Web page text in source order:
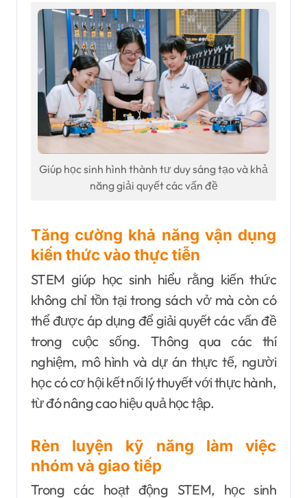
Giúp học sinh hình thành tư duy sáng tạo và khả
năng giải quyết các vấn đề
Tăng cường khả năng vận dụng
kiến thức vào thực tiễn
STEM giúp học sinh hiểu rằng kiến thức
không chỉ tồn tại trong sách vở mà còn có
thể được áp dụng để giải quyết các vấn đề
trong cuộc sống. Thông qua các thí
nghiệm, mô hình và dự án thực tế, người
học có cơ hội kết nối lý thuyết với thực hành,
từ đó nâng cao hiệu quả học tập.
Rèn luyện kỹ năng làm việc
nhóm và giao tiếp
Trong các hoạt động STEM, học sinh